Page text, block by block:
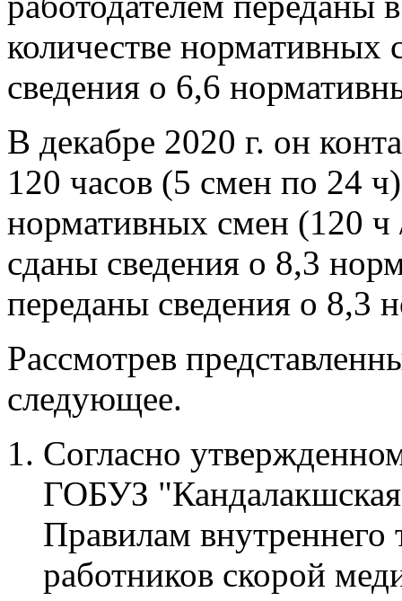
количестве нормативных
сведения о 6,6
В декабре 2020 г. он
120 часов (5 смен по 24
нормативных смен (120 ч
сданы сведения о 8,3
переданы сведения о 8,3
Рассмотрев
следующее.
Согласно
ГОБУЗ
Правилам внутреннего
работников скорой